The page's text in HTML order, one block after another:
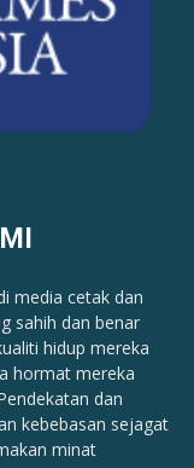
media cetak dan
sahih dan benar
hidup mereka
hormat mereka
dan
kebebasan sejagat
minat